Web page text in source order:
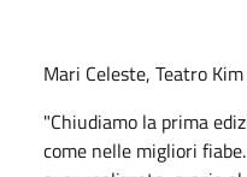
Mari Celeste, Teatro Kim
"Chiudiamo la prima
come nelle migliori